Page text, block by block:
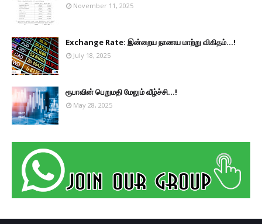
November 11, 2025
Exchange Rate: இன்றைய நாணய மாற்று விகிதம்...!
July 18, 2025
ரூபாவின் பெறுமதி மேலும் வீழ்ச்சி...!
May 28, 2025